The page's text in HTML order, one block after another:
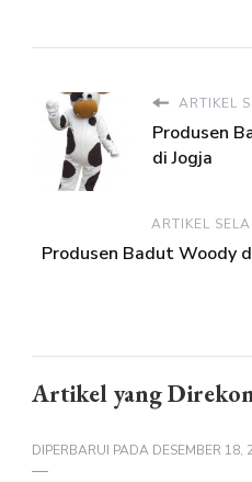
ARTIKEL
Produsen
di Jogja
ARTIKEL
Produsen Badut Woody
Artikel yang
DIPERBARUI PADA DESEMBER 18,